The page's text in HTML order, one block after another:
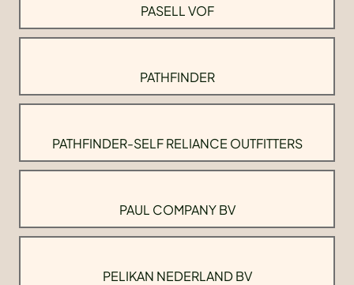
PASELL VOF
PATHFINDER
PATHFINDER-SELF RELIANCE OUTFITTERS
PAUL COMPANY BV
PELIKAN NEDERLAND BV